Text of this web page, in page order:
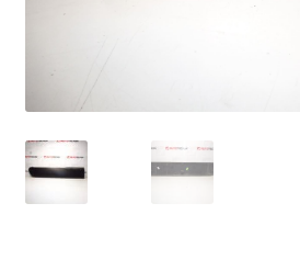
Procedura reklamacyjna
Skarga